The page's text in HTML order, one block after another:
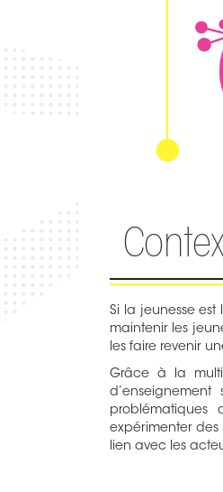
Si la jeunesse
maintenir les
les faire revenir
Grâce à la
expérimenter des
lien avec les